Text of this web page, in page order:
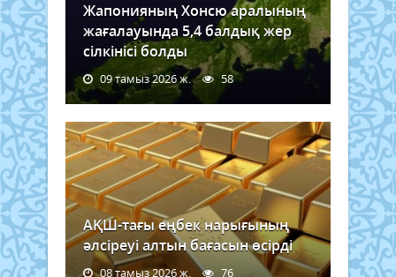
Жапонияның Хонсю аралының
жағалауында 5,4 балдық жер
сілкінісі болды
09 тамыз 2026 ж. 58
АҚШ-тағы еңбек нарығының
әлсіреуі алтын бағасын өсірді
08 тамыз 2026 ж. 76